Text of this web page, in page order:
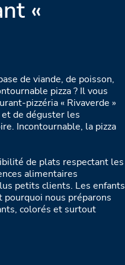
«
de viande, de poisson,
pizza ? Il vous
pizzéria « Rivaverde »
de déguster les
Incontournable, la pizza
de plats respectant les
alimentaires
petits clients. Les enfants
pourquoi nous préparons
colorés et surtout